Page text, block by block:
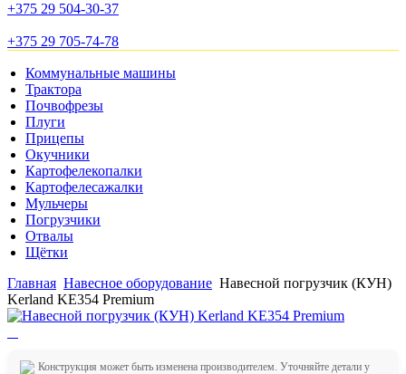
+375 29 504-30-37
+375 29 705-74-78
Коммунальные машины
Трактора
Почвофрезы
Плуги
Прицепы
Окучники
Картофелекопалки
Картофелесажалки
Мульчеры
Погрузчики
Отвалы
Щётки
Главная Навесное оборудование Навесной погрузчик (КУН)
Kerland KE354 Premium
Конструкция может быть изменена производителем. Уточняйте детали у